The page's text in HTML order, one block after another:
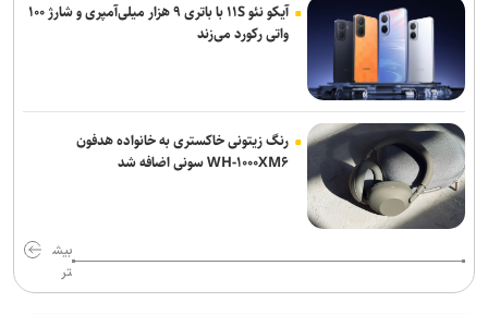
آیکو نئو ۱۱S با باتری ۹ هزار میلی‌آمپری و شارژ ۱۰۰
واتی رکورد می‌زند
رنگ زیتونی خاکستری به خانواده هدفون
WH-۱۰۰۰XM۶ سونی اضافه شد
بیش
تر